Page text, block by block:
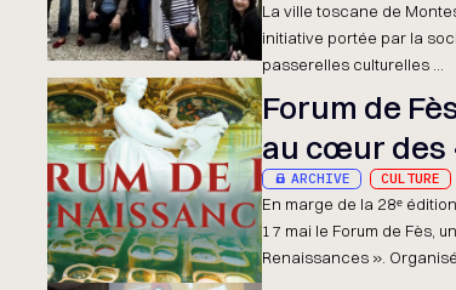
La ville toscane de
initiative portée par la
passerelles culturelles ...
Forum de
au cœur des
ARCHIVE CULTURE
En marge de la 28ᵉ
17 mai le Forum de Fès,
Renaissances ».